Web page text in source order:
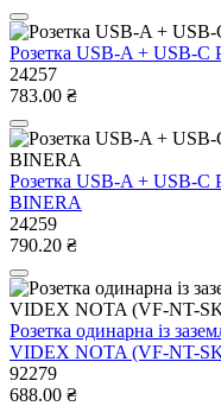
Розетка USB-A + USB-
24257
783.00 ₴
Розетка USB-A + USB-
BINERA
24259
790.20 ₴
Розетка одинарна із
VIDEX NOTA (VF-NT-
92279
688.00 ₴